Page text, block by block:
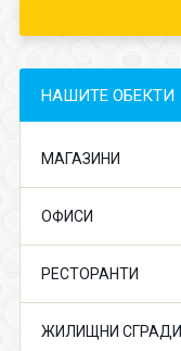
НАШИТЕ ОБЕКТИ
МАГАЗИНИ
ОФИСИ
РЕСТОРАНТИ
ЖИЛИЩНИ СГРАДИ